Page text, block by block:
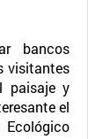
bancos
visitantes
paisaje y
el